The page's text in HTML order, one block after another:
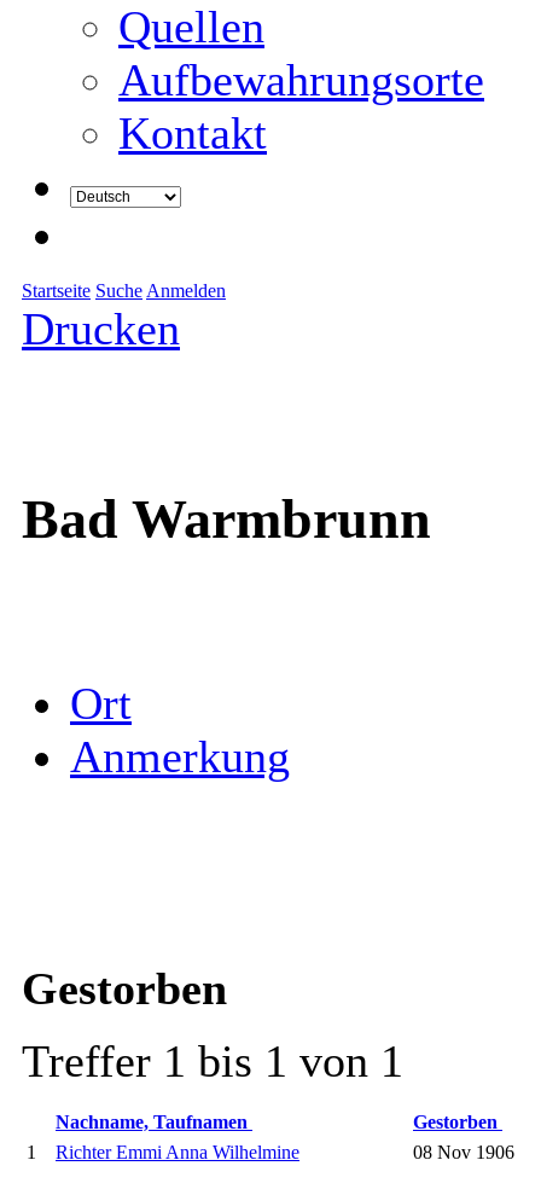
Quellen
Aufbewahrungsorte
Kontakt
Startseite Suche Anmelden
Drucken
Bad Warmbrunn
Ort
Anmerkung
Gestorben
Treffer 1 bis 1 von 1
Nachname, Taufnamen
Gestorben
1
Richter Emmi Anna Wilhelmine 08 Nov 1906